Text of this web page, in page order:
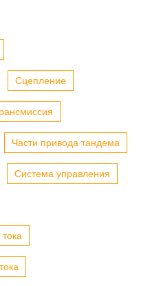
Сцепление
Части привода тандема
Система управления